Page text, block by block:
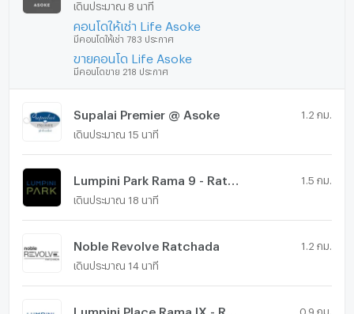
เดินประมาณ 8 นาที
คอนโดให้เช่า Life Asoke
มีคอนโดให้เช่า 783 ประกาศ
ขายคอนโด Life Asoke
มีคอนโดขาย 218 ประกาศ
Supalai Premier @ Asoke 1.2 กม.
เดินประมาณ 15 นาที
1.5 กม.
เดินประมาณ 18 นาที
Noble Revolve Ratchada 1.2 กม.
เดินประมาณ 14 นาที
0.9 กม.